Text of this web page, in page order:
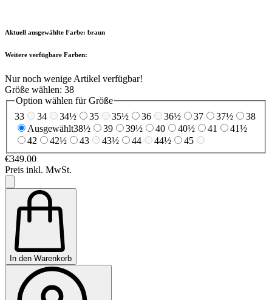
Aktuell ausgewählte Farbe: braun
Weitere verfügbare Farben:
Nur noch wenige Artikel verfügbar!
Größe wählen: 38
Option wählen für Größe
33
34 34½ 35 35½ 36 36½ 37 37½
38
Ausgewählt38½ 39 39½ 40 40½ 41
41½
42
42½ 43 43½ 44 44½
45
€349.00
Preis inkl. MwSt.
In den Warenkorb